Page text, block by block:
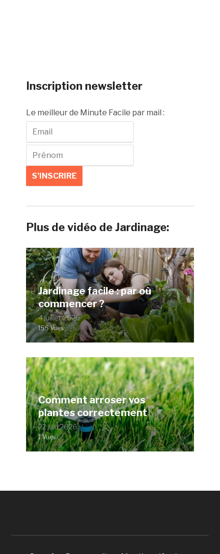
Inscription newsletter
Le meilleur de Minute Facile par mail :
Plus de vidéo de Jardinage:
Jardinage facile : par où
commencer ?
4 juillet 2026
156 Vues
Comment arroser vos
plantes correctement
22 juin 2026
1 Vues